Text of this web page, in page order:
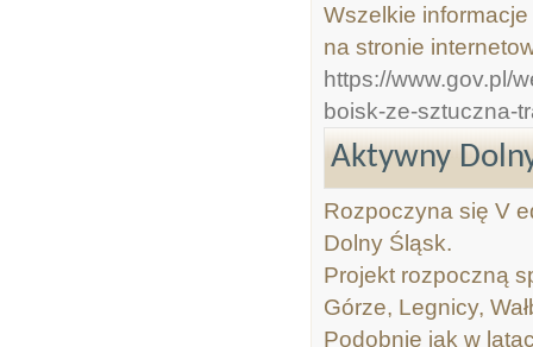
Wszelkie
na stronie
https://www.gov.pl/
boisk-ze-sztuczna-
Aktywny
Rozpoczyna się V
Dolny Śląsk.
Projekt rozpoczną
Górze, Legnicy,
Podobnie jak w